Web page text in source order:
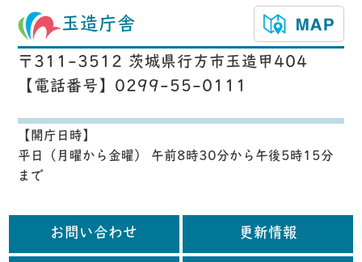
玉造庁舎
〒311-3512 茨城県行方市玉造甲404
【電話番号】0299-55-0111
【開庁日時】
平日（月曜から金曜） 午前8時30分から午後5時15分
まで
お問い合わせ 更新情報